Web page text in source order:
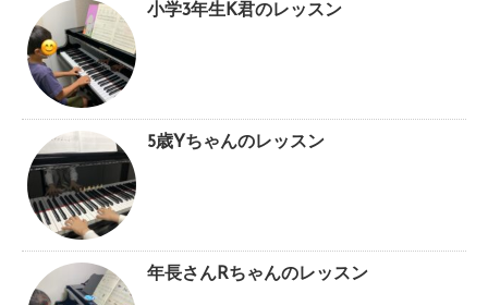
小学3年生K君のレッスン
5歳Yちゃんのレッスン
年長さんRちゃんのレッスン